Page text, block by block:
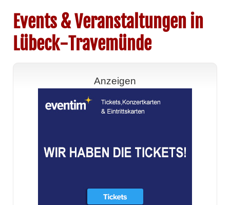
Events & Veranstaltungen in
Lübeck-Travemünde
Anzeigen